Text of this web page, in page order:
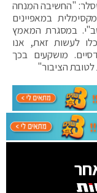
"החשיבה המנחה
במאפיינים
במסגרת המאמץ
לעשות זאת, אנו
מושקעים בכך
לטובת הציבור"